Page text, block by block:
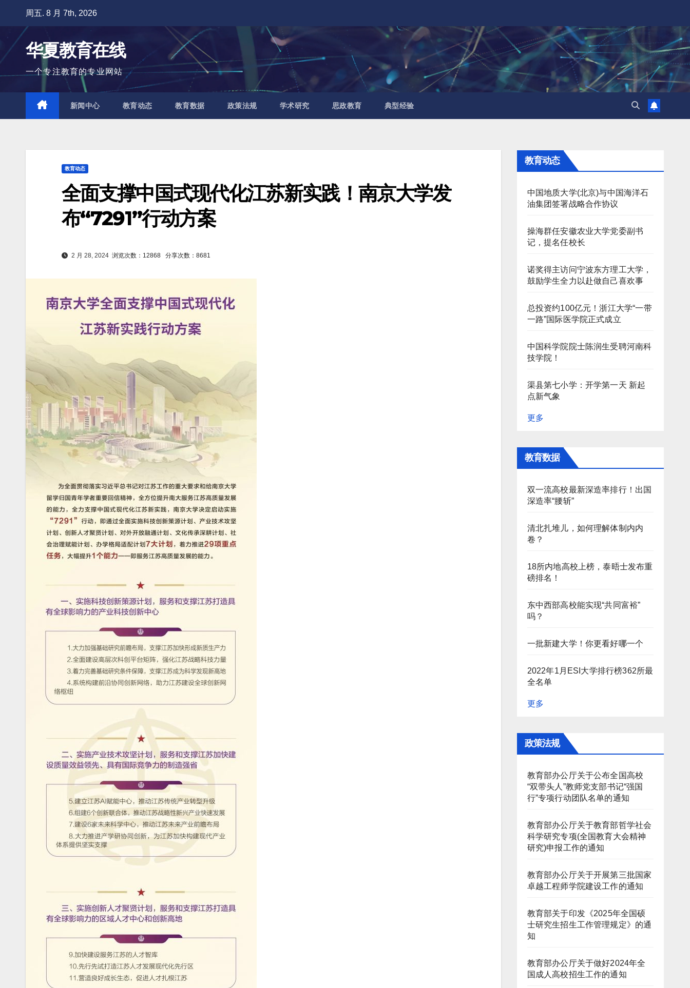
容
周五. 8 月 7th, 2026
华夏教育在线
一个专注教育的专业网站
新闻中心 教育动态 教育数据 政策法规 学术研究 思政教育 典型经验
教育动态
全面支撑中国式现代化江苏新实践！南京大学发
布“7291”行动方案
2 月 28, 2024 浏览次数：12868 分享次数：8681
教育动态
中国地质大学(北京)与中国海洋石
油集团签署战略合作协议
操海群任安徽农业大学党委副书
记，提名任校长
诺奖得主访问宁波东方理工大学，
鼓励学生全力以赴做自己喜欢事
总投资约100亿元！浙江大学“一带
一路”国际医学院正式成立
中国科学院院士陈润生受聘河南科
技学院！
渠县第七小学：开学第一天 新起
点新气象
更多
教育数据
双一流高校最新深造率排行！出国
深造率“腰斩”
清北扎堆儿，如何理解体制内内
卷？
18所内地高校上榜，泰晤士发布重
磅排名！
东中西部高校能实现“共同富裕”
吗？
一批新建大学！你更看好哪一个
2022年1月ESI大学排行榜362所最
全名单
更多
政策法规
教育部办公厅关于公布全国高校
“双带头人”教师党支部书记“强国
行”专项行动团队名单的通知
教育部办公厅关于教育部哲学社会
科学研究专项(全国教育大会精神
研究)申报工作的通知
教育部办公厅关于开展第三批国家
卓越工程师学院建设工作的通知
教育部关于印发《2025年全国硕
士研究生招生工作管理规定》的通
知
教育部办公厅关于做好2024年全
国成人高校招生工作的通知